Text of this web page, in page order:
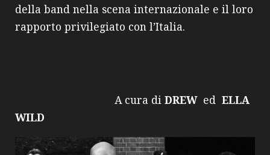
della band nella scena internazionale e il loro
rapporto privilegiato con l’Italia.
A cura di DREW ed ELLA
WILD